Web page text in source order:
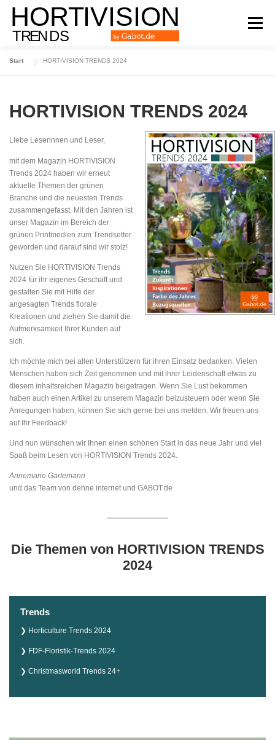
Zum
Inhalt
springen
Menü
AUSGABE 2023 AUSGABE 2022 ARCHIV
Start HORTIVISION TRENDS 2024
HORTIVISION TRENDS 2024
Liebe Leserinnen und Leser,
mit dem Magazin HORTIVISION
Trends 2024 haben wir erneut
aktuelle Themen der grünen
Branche und die neuesten Trends
zusammengefasst. Mit den Jahren ist
unser Magazin im Bereich der
grünen Printmedien zum Trendsetter
geworden und darauf sind wir stolz!
Nutzen Sie HORTIVISION Trends
2024 für ihr eigenes Geschäft und
gestalten Sie mit Hilfe der
angesagten Trends florale
Kreationen und ziehen Sie damit die
Aufmerksamkeit Ihrer Kunden auf
sich.
Ich möchte mich bei allen Unterstützern für ihren Einsatz bedanken. Vielen
Menschen haben sich Zeit genommen und mit ihrer Leidenschaft etwas zu
diesem inhaltsreichen Magazin beigetragen. Wenn Sie Lust bekommen
haben auch einen Artikel zu unserem Magazin beizusteuern oder wenn Sie
Anregungen haben, können Sie sich gerne bei uns melden. Wir freuen uns
auf Ihr Feedback!
Und nun wünschen wir Ihnen einen schönen Start in das neue Jahr und viel
Spaß beim Lesen von HORTIVISION Trends 2024.
Annemarie Gartemann
und das Team von dehne internet und GABOT.de
Die Themen von HORTIVISION TRENDS
2024
Trends
Horticulture Trends 2024
FDF-Floristik-Trends 2024
Christmasworld Trends 24+